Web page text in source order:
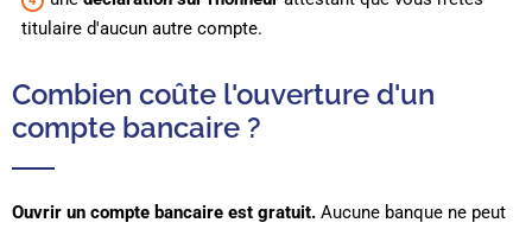
titulaire d'aucun autre compte.
Combien coûte l'ouverture d'un
compte bancaire ?
Ouvrir un compte bancaire est gratuit. Aucune banque ne peut